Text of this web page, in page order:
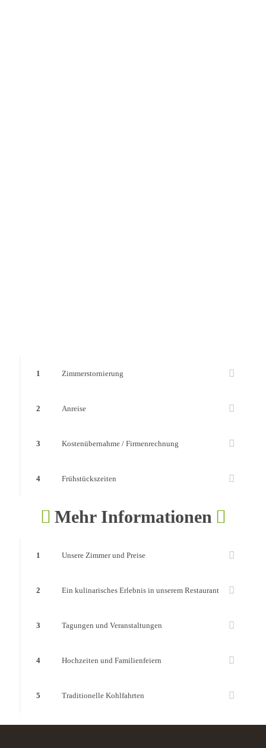
1 Zimmerstornierung
2 Anreise
3 Kostenübernahme / Firmenrechnung
4 Frühstückszeiten
Mehr Informationen
1 Unsere Zimmer und Preise
2 Ein kulinarisches Erlebnis in unserem Restaurant
3 Tagungen und Veranstaltungen
4 Hochzeiten und Familienfeiern
5 Traditionelle Kohlfahrten